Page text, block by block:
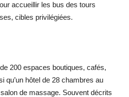
accueillir les bus des tours
cibles privilégiées.
200 espaces boutiques, cafés,
qu’un hôtel de 28 chambres au
de massage. Souvent décrits